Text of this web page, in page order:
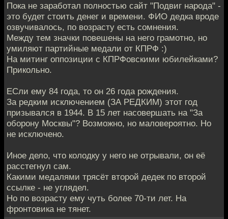
Пока не заработал полностью сайт "Подвиг народа" -
это будет стоить денег и времени. ФИО дедка вроде
озвучивалось, по возрасту есть сомнения.
Между тем значки повешены на него грамотно, но
умиляют партийные медали от КПРФ :)
На митинг оппозиции с КПРФовскими юбилейками?
Прикольно.
ЕСли ему 84 года, то он 26 года рождения.
За редким исключением (ЗА РЕДКИМ) этот год
призывался в 1944. В 15 лет насовершать на "За
оборону Москвы"? Возможно, но маловероятно. Но
не исключено.
Иное дело, что колодку у него не отрывали, он её
расстегнул сам.
Какими медалями трясёт второй дедек по второй
ссылке - не углядел.
Но по возрасту ему чуть более 70-ти лет. На
фронтовика не тянет.